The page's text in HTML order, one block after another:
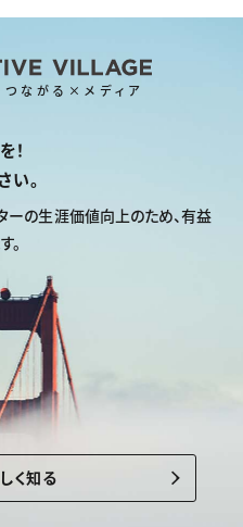
つながる×メディア
！
い。
ーの生涯価値向上のため、有益
。
く知る